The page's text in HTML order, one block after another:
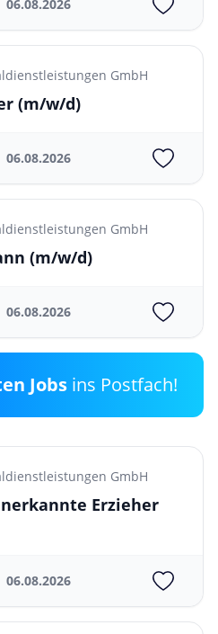
06.08.2026
GmbH
(m/w/d)
06.08.2026
GmbH
(m/w/d)
06.08.2026
Jobs ins Postfach!
GmbH
Erzieher
06.08.2026